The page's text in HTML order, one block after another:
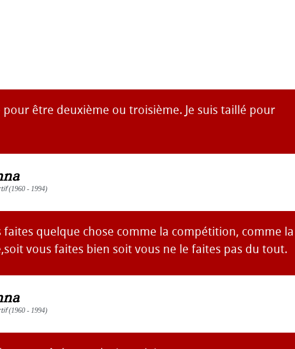
pour être deuxième ou troisième. Je suis taillé pour
(1960 - 1994)
faites quelque chose comme la compétition, comme la
vous faites bien soit vous ne le faites pas du tout.
(1960 - 1994)